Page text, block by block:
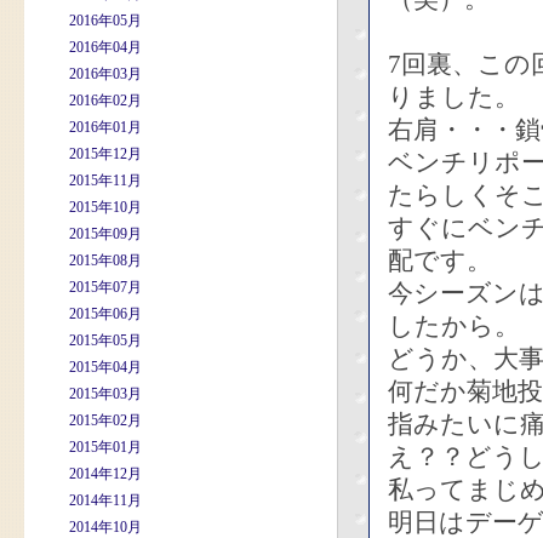
2016年05月
2016年04月
2016年03月
2016年02月
2016年01月
2015年12月
2015年11月
2015年10月
2015年09月
2015年08月
2015年07月
2015年06月
2015年05月
2015年04月
2015年03月
2015年02月
2015年01月
2014年12月
2014年11月
2014年10月
7回裏、この
りました。
右肩・・・
ベンチリポ
たらしくそ
すぐにベン
配です。
今シーズン
したから。
どうか、大
何だか菊地
指みたいに
え？？どう
私ってまじ
明日はデー